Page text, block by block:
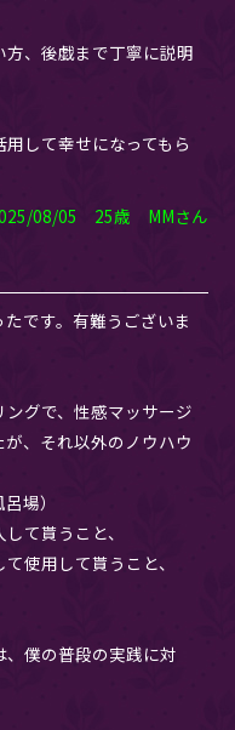
、後戯まで丁寧に説明
して幸せになってもら
08/05 25歳 MMさん
です。有難うございま
ングで、性感マッサージ
、それ以外のノウハウ
場）
て貰うこと、
使用して貰うこと、
、僕の普段の実践に対